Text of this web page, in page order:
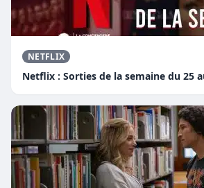
NETFLIX
Netflix : Sorties de la semaine du 25